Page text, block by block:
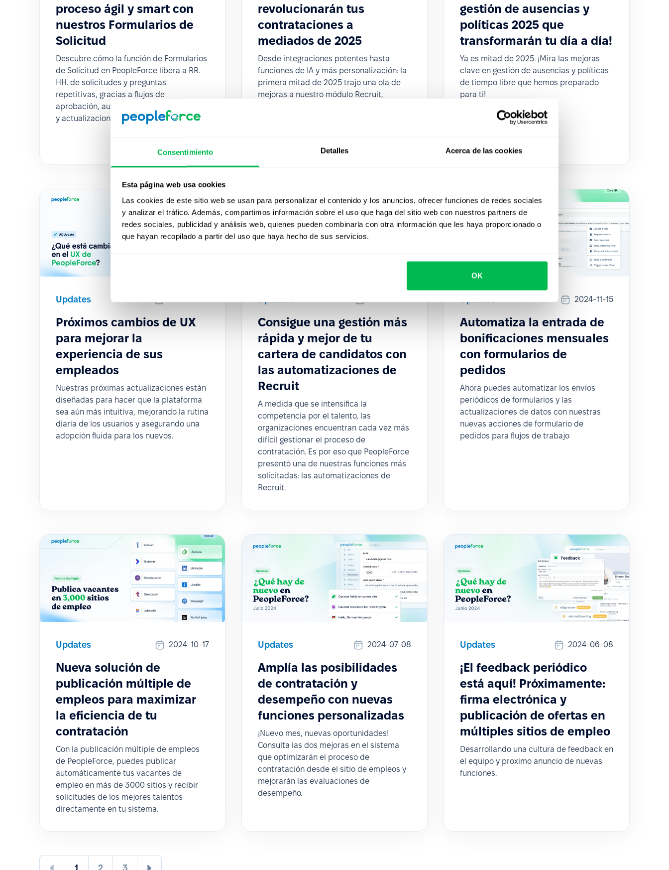
Consentimiento Detalles Acerca de las cookies
Esta página web usa cookies
Las cookies de este sitio web se usan para personalizar el contenido y los anuncios, ofrecer funciones de redes sociales
y analizar el tráfico. Además, compartimos información sobre el uso que haga del sitio web con nuestros partners de
redes sociales, publicidad y análisis web, quienes pueden combinarla con otra información que les haya proporcionado o
que hayan recopilado a partir del uso que haya hecho de sus servicios.
OK
proceso ágil y smart con
nuestros Formularios de
Solicitud
Descubre cómo la función de Formularios
de Solicitud en PeopleForce libera a RR.
HH. de solicitudes y preguntas
repetitivas, gracias a flujos de
aprobación, automatización de procesos
y actualizaciones automáticas de perfiles.
revolucionarán tus
contrataciones a
mediados de 2025
Desde integraciones potentes hasta
funciones de IA y más personalización: la
primera mitad de 2025 trajo una ola de
mejoras a nuestro módulo Recruit,
gestión de ausencias y
políticas 2025 que
transformarán tu día a día!
Ya es mitad de 2025. ¡Mira las mejoras
clave en gestión de ausencias y políticas
de tiempo libre que hemos preparado
para ti!
Updates
Próximos cambios de UX
para mejorar la
experiencia de sus
empleados
Nuestras próximas actualizaciones están
diseñadas para hacer que la plataforma
sea aún más intuitiva, mejorando la rutina
diaria de los usuarios y asegurando una
adopción fluida para los nuevos.
Consigue una gestión más
rápida y mejor de tu
cartera de candidatos con
las automatizaciones de
Recruit
A medida que se intensifica la
competencia por el talento, las
organizaciones encuentran cada vez más
difícil gestionar el proceso de
contratación. Es por eso que PeopleForce
presentó una de nuestras funciones más
solicitadas: las automatizaciones de
Recruit.
2024-11-15
Automatiza la entrada de
bonificaciones mensuales
con formularios de
pedidos
Ahora puedes automatizar los envíos
periódicos de formularios y las
actualizaciones de datos con nuestras
nuevas acciones de formulario de
pedidos para flujos de trabajo
Updates 2024-10-17
Nueva solución de
publicación múltiple de
empleos para maximizar
la eficiencia de tu
contratación
Con la publicación múltiple de empleos
de PeopleForce, puedes publicar
automáticamente tus vacantes de
empleo en más de 3000 sitios y recibir
solicitudes de los mejores talentos
directamente en tu sistema.
Updates 2024-07-08
Amplía las posibilidades
de contratación y
desempeño con nuevas
funciones personalizadas
¡Nuevo mes, nuevas oportunidades!
Consulta las dos mejoras en el sistema
que optimizarán el proceso de
contratación desde el sitio de empleos y
mejorarán las evaluaciones de
desempeño.
Updates 2024-06-08
¡El feedback periódico
está aquí! Próximamente:
firma electrónica y
publicación de ofertas en
múltiples sitios de empleo
Desarrollando una cultura de feedback en
el equipo y proximo anuncio de nuevas
funciones.
1 2 3